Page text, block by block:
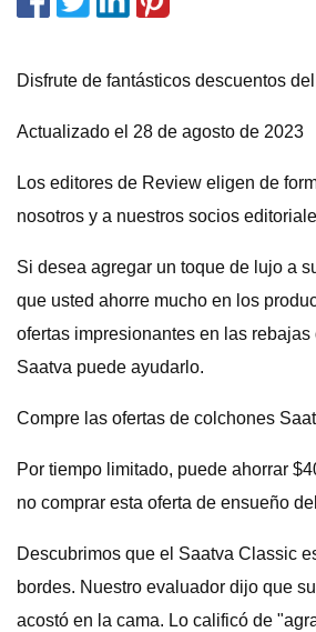
Disfrute de fantásticos descuentos
Actualizado el 28 de agosto de 2023
Los editores de Review eligen de
nosotros y a nuestros socios
Si desea agregar un toque de lujo a
que usted ahorre mucho en los
ofertas impresionantes en las
Saatva puede ayudarlo.
Compre las ofertas de colchones
Por tiempo limitado, puede ahorrar
no comprar esta oferta de ensueño
Descubrimos que el Saatva Classic
bordes. Nuestro evaluador dijo que
acostó en la cama. Lo calificó de